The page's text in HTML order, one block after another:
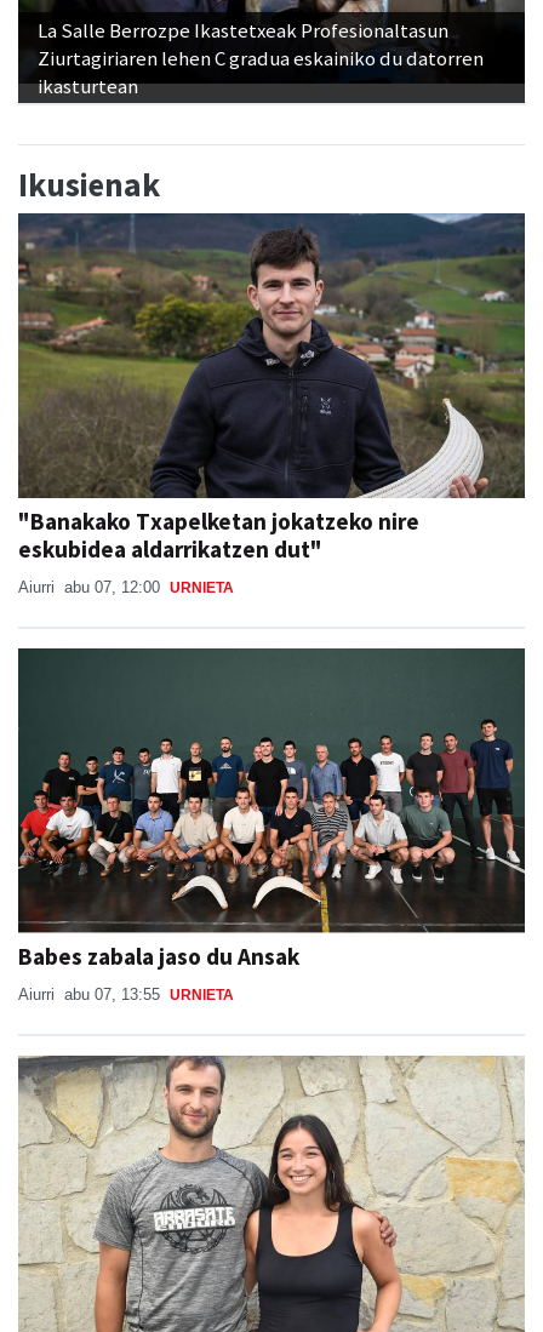
La Salle Berrozpe Ikastetxeak Profesionaltasun
Ziurtagiriaren lehen C gradua eskainiko du datorren
ikasturtean
Ikusienak
"Banakako Txapelketan jokatzeko nire
eskubidea aldarrikatzen dut"
Aiurri abu 07, 12:00 URNIETA
Babes zabala jaso du Ansak
Aiurri abu 07, 13:55 URNIETA